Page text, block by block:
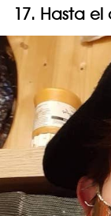
17. Hasta